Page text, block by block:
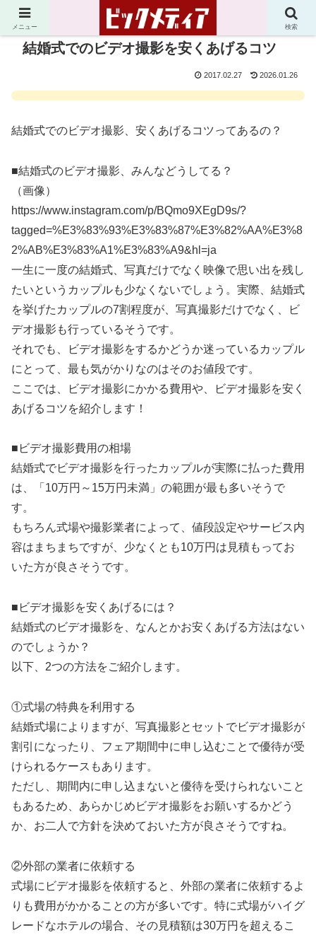
結婚式でのビデオ撮影を安くあげるコツ
2017.02.27 2026.01.26
結婚式でのビデオ撮影、安くあげるコツってあるの？
■結婚式のビデオ撮影、みんなどうしてる？
（画像）
https://www.instagram.com/p/BQmo9XEgD9s/?
tagged=%E3%83%93%E3%83%87%E3%82%AA%E3%8
2%AB%E3%83%A1%E3%83%A9&hl=ja
一生に一度の結婚式、写真だけでなく映像で思い出を残し
たいというカップルも少なくないでしょう。実際、結婚式
を挙げたカップルの7割程度が、写真撮影だけでなく、ビ
デオ撮影も行っているそうです。
それでも、ビデオ撮影をするかどうか迷っているカップル
にとって、最も気がかりなのはそのお値段です。
ここでは、ビデオ撮影にかかる費用や、ビデオ撮影を安く
あげるコツを紹介します！
■ビデオ撮影費用の相場
結婚式でビデオ撮影を行ったカップルが実際に払った費用
は、「10万円～15万円未満」の範囲が最も多いそうで
す。
もちろん式場や撮影業者によって、値段設定やサービス内
容はまちまちですが、少なくとも10万円は見積もってお
いた方が良さそうです。
■ビデオ撮影を安くあげるには？
結婚式のビデオ撮影を、なんとかお安くあげる方法はない
のでしょうか？
以下、2つの方法をご紹介します。
①式場の特典を利用する
結婚式場によりますが、写真撮影とセットでビデオ撮影が
割引になったり、フェア期間中に申し込むことで優待が受
けられるケースもあります。
ただし、期間内に申し込まないと優待を受けられないこと
もあるため、あらかじめビデオ撮影をお願いするかどう
か、お二人で方針を決めておいた方が良さそうですね。
②外部の業者に依頼する
式場にビデオ撮影を依頼すると、外部の業者に依頼するよ
りも費用がかかることの方が多いです。特に式場がハイグ
レードなホテルの場合、その見積額は30万円を超えるこ
メニュー 検索